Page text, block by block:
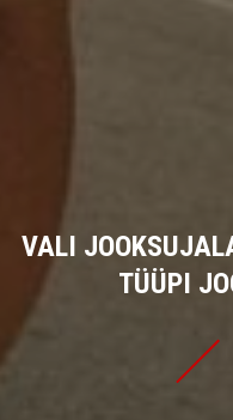
VALI
TÜÜPI